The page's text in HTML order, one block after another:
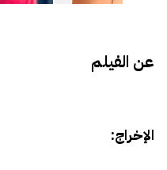
عن الفيلم
الإخراج: